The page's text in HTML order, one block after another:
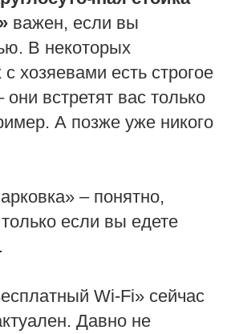
важен, если вы
В некоторых
хозяевами есть строгое
они встретят вас только
А позже уже никого
– понятно,
если вы едете
Wi-Fi» сейчас
Давно не